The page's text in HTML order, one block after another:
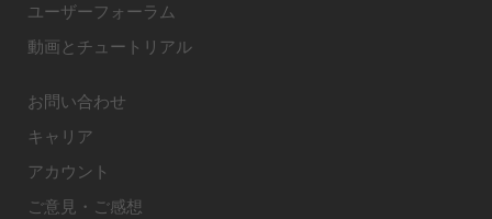
ユーザーフォーラム
動画とチュートリアル
お問い合わせ
キャリア
アカウント
ご意見・ご感想